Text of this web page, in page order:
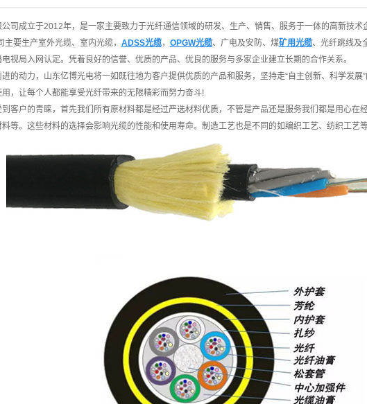
成立于2012年，是一家主要致力于光纤通信领域的研发、生产、销售、服务于一体的高新技术
要生产室外光缆、室内光缆， ADSS光缆， OPGW光缆、广电及安防、煤矿用光缆、光纤跳线及
视局入网认定。凭着良好的信誉、优质的产品、优良的服务与多家企业建立长期的合作关系。
动力，山东亿博光电将一如既往地为客户提供优质的产品和服务，坚持走“自主创新、科学发展
，让每个人都能享受光纤带来的无限精彩而努力奋斗!
户的青睐，首先我们所有原材料都是经过严选材料优质，不管是产品还是服务我们都是用心在
等。这些材料的选择会影响光缆的性能和使用寿命。制造工艺也是不同的如编织工艺、纺织工艺